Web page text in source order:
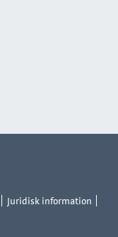
Juridisk information